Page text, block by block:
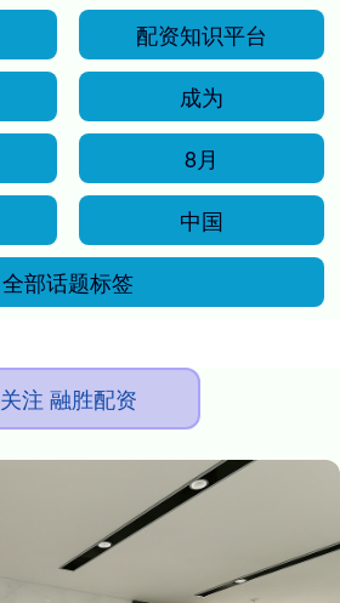
配资知识平台
成为
8月
中国
全部话题标签
关注 融胜配资